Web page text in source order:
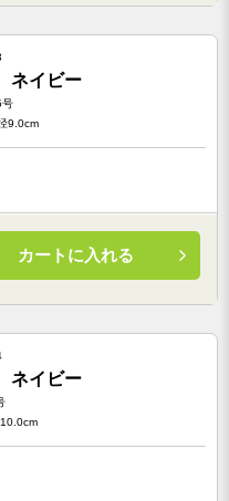
イビー
9.0cm
カートに入れる
イビー